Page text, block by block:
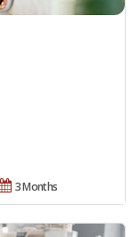
3 Months